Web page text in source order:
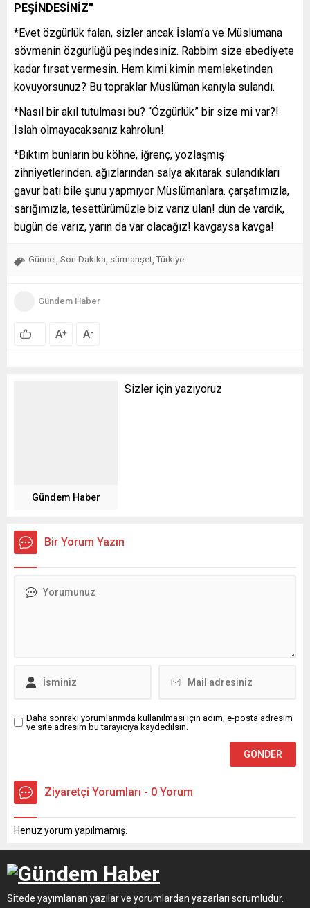
PEŞİNDESİNİZ”
*Evet özgürlük falan, sizler ancak İslam’a ve Müslümana
sövmenin özgürlüğü peşindesiniz. Rabbim size ebediyete
kadar fırsat vermesin. Hem kimi kimin memleketinden
kovuyorsunuz? Bu topraklar Müslüman kanıyla sulandı.
*Nasıl bir akıl tutulması bu? “Özgürlük” bir size mi var?!
Islah olmayacaksanız kahrolun!
*Bıktım bunların bu köhne, iğrenç, yozlaşmış
zihniyetlerinden. ağızlarından salya akıtarak sulandıkları
gavur batı bile şunu yapmıyor Müslümanlara. çarşafımızla,
sarığımızla, tesettürümüzle biz varız ulan! dün de vardık,
bugün de varız, yarın da var olacağız! kavgaysa kavga!
Güncel Son Dakika sürmanşet Türkiye
Gündem Haber
A+ A-
Gündem Haber
Sizler için yazıyoruz
Bir Yorum Yazın
Daha sonraki yorumlarımda kullanılması için adım, e-posta adresim
ve site adresim bu tarayıcıya kaydedilsin.
Ziyaretçi Yorumları - 0 Yorum
Henüz yorum yapılmamış.
Sitede yayımlanan yazılar ve yorumlardan yazarları sorumludur.